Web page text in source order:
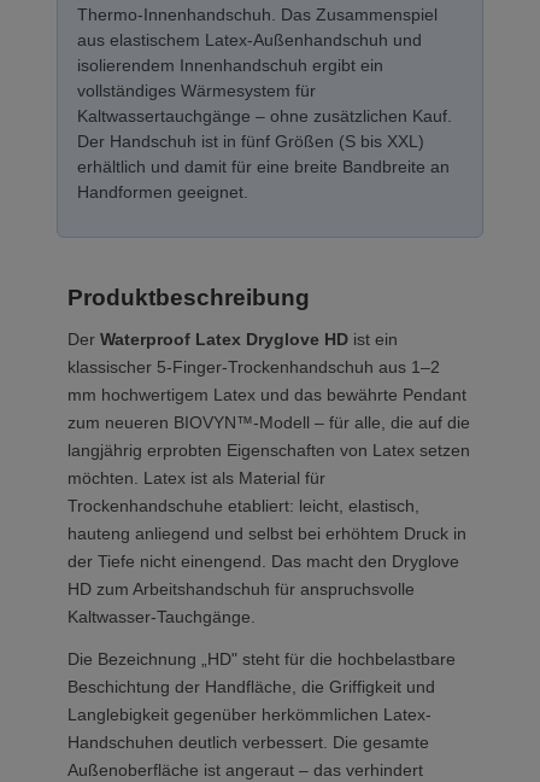
Thermo-Innenhandschuh. Das Zusammenspiel
aus elastischem Latex-Außenhandschuh und
isolierendem Innenhandschuh ergibt ein
vollständiges Wärmesystem für
Kaltwassertauchgänge – ohne zusätzlichen Kauf.
Der Handschuh ist in fünf Größen (S bis XXL)
erhältlich und damit für eine breite Bandbreite an
Handformen geeignet.
Produktbeschreibung
Der Waterproof Latex Dryglove HD ist ein
klassischer 5-Finger-Trockenhandschuh aus 1–2
mm hochwertigem Latex und das bewährte Pendant
zum neueren BIOVYN™-Modell – für alle, die auf die
langjährig erprobten Eigenschaften von Latex setzen
möchten. Latex ist als Material für
Trockenhandschuhe etabliert: leicht, elastisch,
hauteng anliegend und selbst bei erhöhtem Druck in
der Tiefe nicht einengend. Das macht den Dryglove
HD zum Arbeitshandschuh für anspruchsvolle
Kaltwasser-Tauchgänge.
Die Bezeichnung „HD" steht für die hochbelastbare
Beschichtung der Handfläche, die Griffigkeit und
Langlebigkeit gegenüber herkömmlichen Latex-
Handschuhen deutlich verbessert. Die gesamte
Außenoberfläche ist angeraut – das verhindert